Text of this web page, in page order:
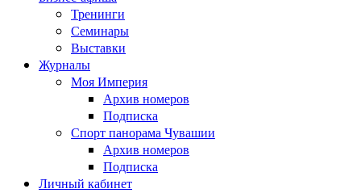
Тренинги
Семинары
Выставки
Журналы
Моя Империя
Архив номеров
Подписка
Спорт панорама Чувашии
Архив номеров
Подписка
Личный кабинет